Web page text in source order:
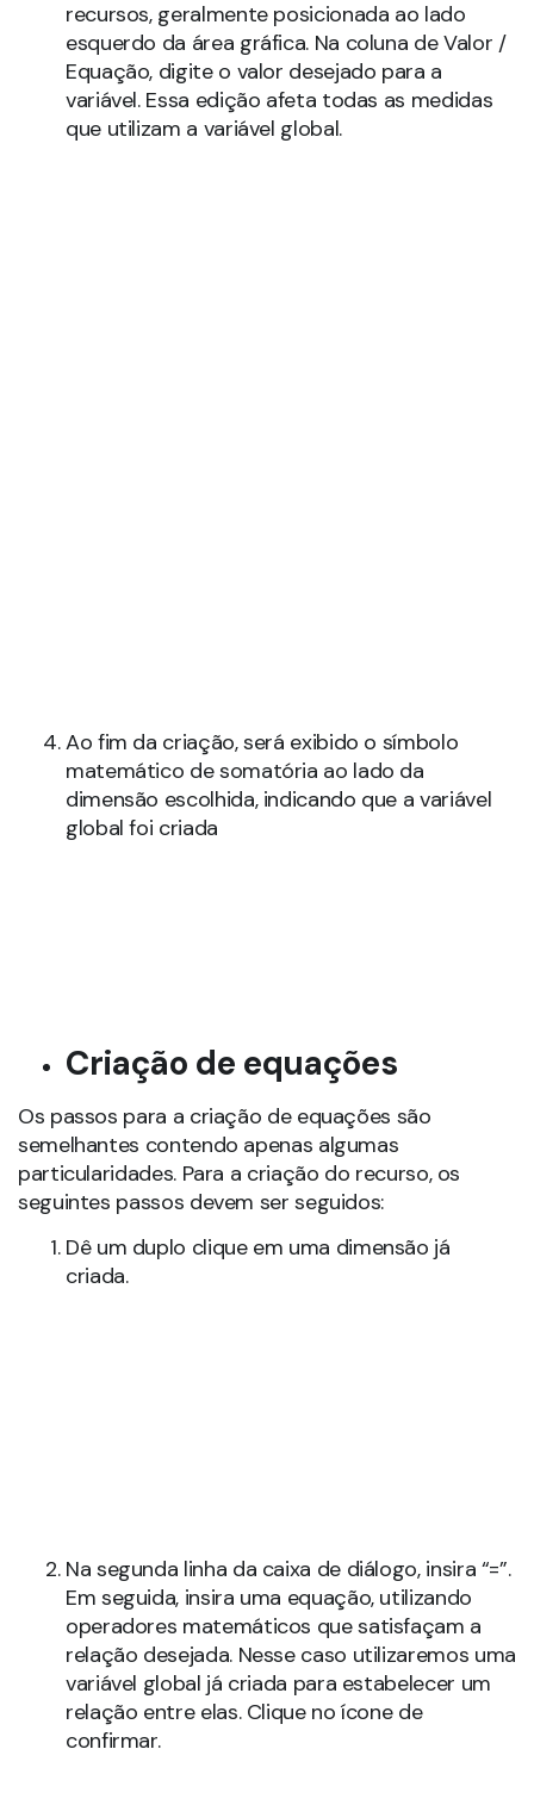
recursos, geralmente posicionada ao lado
esquerdo da área gráfica. Na coluna de Valor /
Equação, digite o valor desejado para a
variável. Essa edição afeta todas as medidas
que utilizam a variável global.
Ao fim da criação, será exibido o símbolo
matemático de somatória ao lado da
dimensão escolhida, indicando que a variável
global foi criada
Criação de equações
Os passos para a criação de equações são
semelhantes contendo apenas algumas
particularidades. Para a criação do recurso, os
seguintes passos devem ser seguidos:
Dê um duplo clique em uma dimensão já
criada.
Na segunda linha da caixa de diálogo, insira “=”.
Em seguida, insira uma equação, utilizando
operadores matemáticos que satisfaçam a
relação desejada. Nesse caso utilizaremos uma
variável global já criada para estabelecer um
relação entre elas. Clique no ícone de
confirmar.